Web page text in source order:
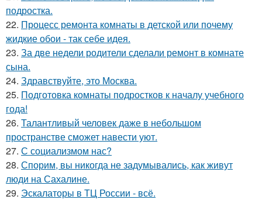
подростка.
22. Процесс ремонта комнаты в детской или почему
жидкие обои - так себе идея.
23. За две недели родители сделали ремонт в комнате
сына.
24. Здравствуйте, это Москва.
25. Подготовка комнаты подростков к началу учебного
года!
26. Талантливый человек даже в небольшом
пространстве сможет навести уют.
27. С социализмом нас?
28. Спорим, вы никогда не задумывались, как живут
люди на Сахалине.
29. Эскалаторы в ТЦ России - всё.